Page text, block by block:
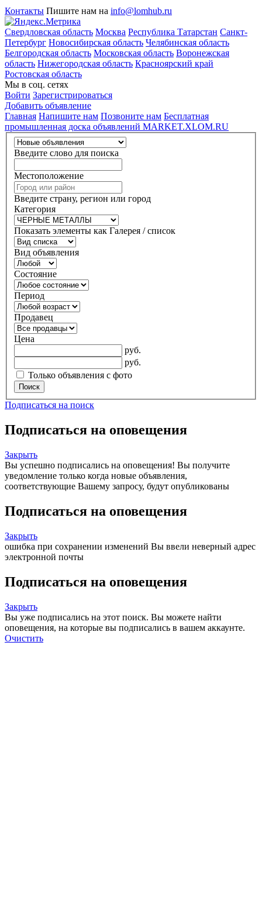
Контакты Пишите нам на info@lomhub.ru
Свердловская область Москва Республика Татарстан Санкт-
Петербург Новосибирская область Челябинская область
Белгородская область Московская область Воронежская
область Нижегородская область Красноярский край
Ростовская область
Мы в соц. сетях
Войти Зарегистрироваться
Добавить объявление
Главная Напишите нам Позвоните нам Бесплатная
промышленная доска объявлений MARKET.XLOM.RU
Введите слово для поиска
Местоположение
Введите страну, регион или город
Категория
Показать элементы как Галерея / список
Вид объявления
Состояние
Период
Продавец
Цена
руб.
руб.
Только объявления с фото
Поиск
Подписаться на поиск
Подписаться на оповещения
Закрыть
Вы успешно подписались на оповещения! Вы получите
уведомление только когда новые объявления,
соответствующие Вашему запросу, будут опубликованы
Подписаться на оповещения
Закрыть
ошибка при сохранении изменений Вы ввели неверный адрес
электронной почты
Подписаться на оповещения
Закрыть
Вы уже подписались на этот поиск. Вы можете найти
оповещения, на которые вы подписались в вашем аккаунте.
Очистить